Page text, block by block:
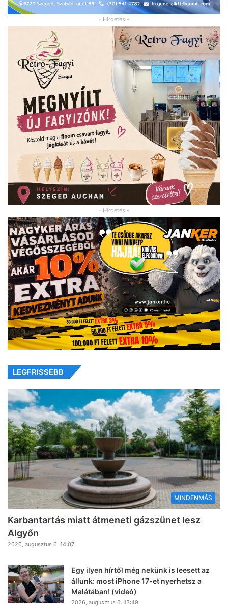
- Hirdetés -
- Hirdetés -
LEGFRISSEBB
MINDENMÁS
Karbantartás miatt átmeneti gázszünet lesz
Algyőn
2026, augusztus 6. 14:07
Egy ilyen hírtől még nekünk is leesett az
állunk: most iPhone 17-et nyerhetsz a
Malátában! (videó)
2026, augusztus 6. 13:49